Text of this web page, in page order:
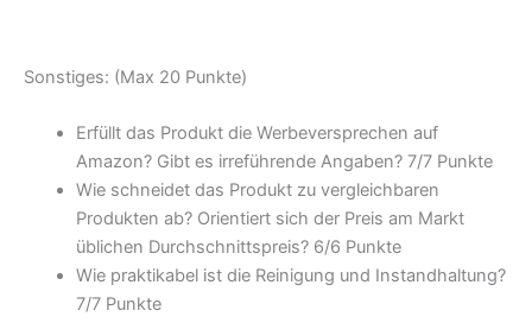
Sonstiges: (Max 20 Punkte)
Erfüllt das Produkt die Werbeversprechen auf
Amazon? Gibt es irreführende Angaben? 7/7 Punkte
Wie schneidet das Produkt zu vergleichbaren
Produkten ab? Orientiert sich der Preis am Markt
üblichen Durchschnittspreis? 6/6 Punkte
Wie praktikabel ist die Reinigung und Instandhaltung?
7/7 Punkte